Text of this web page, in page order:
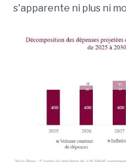
s'apparente ni plus ni